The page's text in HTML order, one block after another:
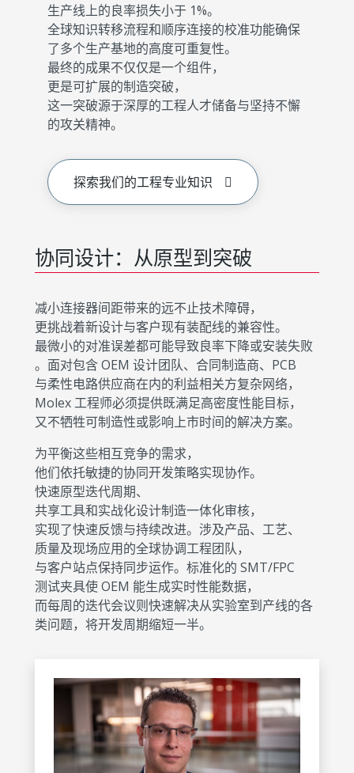
生产线上的良率损失小于 1%。
全球知识转移流程和顺序连接的校准功能确保
了多个生产基地的高度可重复性。
最终的成果不仅仅是一个组件，
更是可扩展的制造突破，
这一突破源于深厚的工程人才储备与坚持不懈
的攻关精神。
探索我们的工程专业知识
协同设计：从原型到突破
减小连接器间距带来的远不止技术障碍，
更挑战着新设计与客户现有装配线的兼容性。
最微小的对准误差都可能导致良率下降或安装失败
。面对包含 OEM 设计团队、合同制造商、PCB
与柔性电路供应商在内的利益相关方复杂网络，
Molex 工程师必须提供既满足高密度性能目标，
又不牺牲可制造性或影响上市时间的解决方案。
为平衡这些相互竞争的需求，
他们依托敏捷的协同开发策略实现协作。
快速原型迭代周期、
共享工具和实战化设计制造一体化审核，
实现了快速反馈与持续改进。涉及产品、工艺、
质量及现场应用的全球协调工程团队，
与客户站点保持同步运作。标准化的 SMT/FPC
测试夹具使 OEM 能生成实时性能数据，
而每周的迭代会议则快速解决从实验室到产线的各
类问题，将开发周期缩短一半。